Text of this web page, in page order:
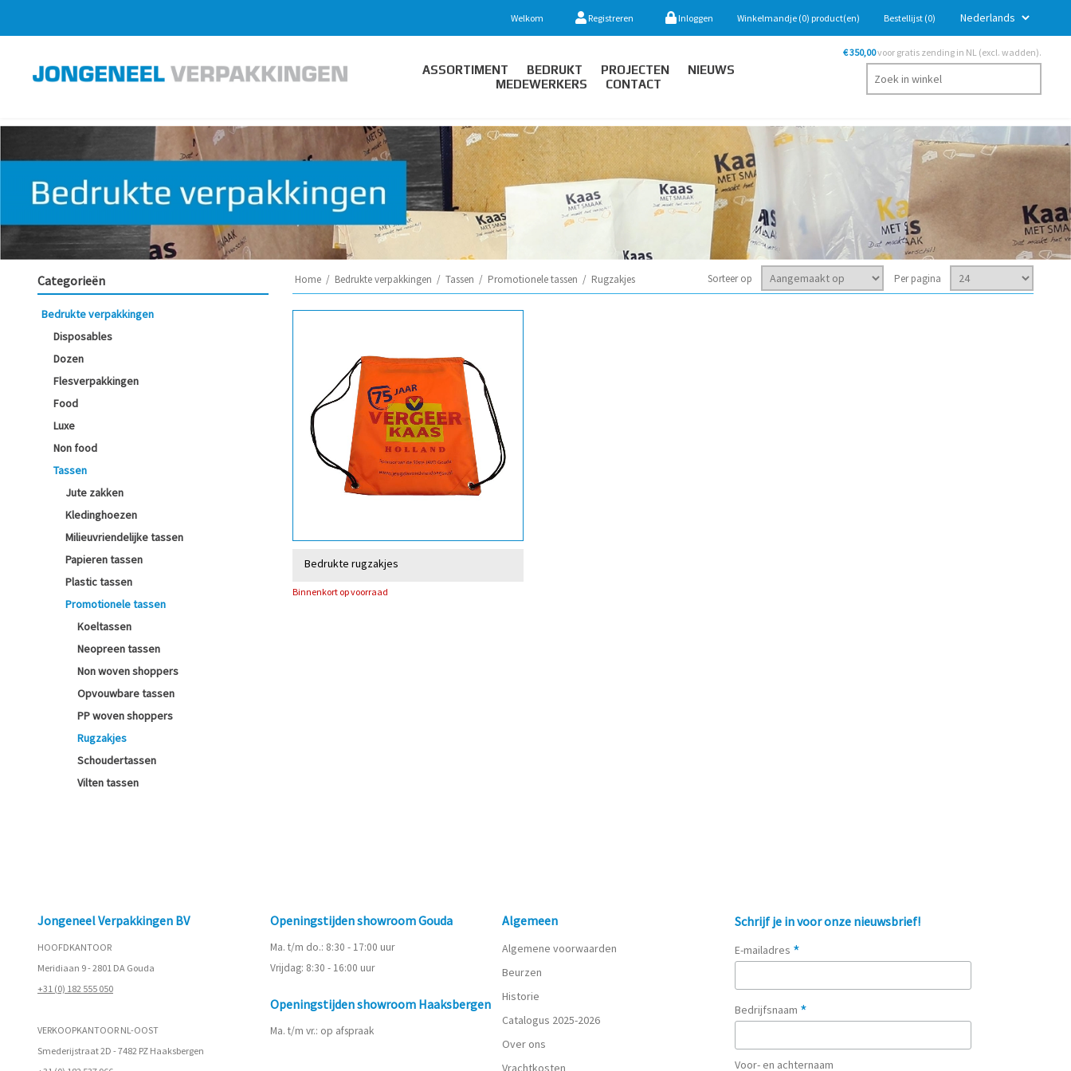
Welkom Registreren Inloggen Winkelmandje (0) product(en) Bestellijst (0)
ASSORTIMENT BEDRUKT PROJECTEN
NIEUWS
MEDEWERKERS
CONTACT
€ 350,00voor gratis zending in NL (excl. wadden).
Categorieën
Bedrukte verpakkingen
Disposables
Dozen
Flesverpakkingen
Food
Luxe
Non food
Tassen
Jute zakken
Kledinghoezen
Milieuvriendelijke tassen
Papieren tassen
Plastic tassen
Promotionele tassen
Koeltassen
Neopreen tassen
Non woven shoppers
Opvouwbare tassen
PP woven shoppers
Rugzakjes
Schoudertassen
Vilten tassen
Home / Bedrukte verpakkingen / Tassen / Promotionele tassen / Rugzakjes Sorteer op Per pagina
Bedrukte rugzakjes
Binnenkort op voorraad
Jongeneel Verpakkingen BV
HOOFDKANTOOR
Meridiaan 9 - 2801 DA Gouda
+31 (0) 182 555 050
VERKOOPKANTOOR NL-OOST
Smederijstraat 2D - 7482 PZ Haaksbergen
Openingstijden showroom Gouda
Ma. t/m do.: 8:30 - 17:00 uur
Vrijdag: 8:30 - 16:00 uur
Openingstijden showroom Haaksbergen
Ma. t/m vr.: op afspraak
Algemeen
Algemene voorwaarden
Beurzen
Historie
Catalogus 2025-2026
Over ons
Vrachtkosten
Schrijf je in voor onze nieuwsbrief!
E-mailadres *
Bedrijfsnaam *
Voor- en achternaam